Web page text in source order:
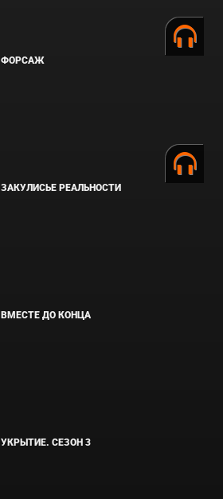
ФОРСАЖ
ЗАКУЛИСЬЕ РЕАЛЬНОСТИ
ВМЕСТЕ ДО КОНЦА
УКРЫТИЕ. СЕЗОН 3